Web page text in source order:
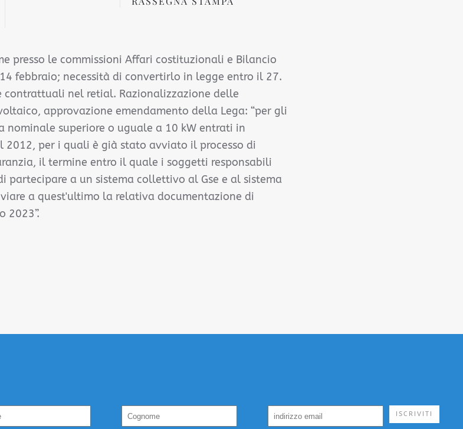
presso le commissioni Affari costituzionali e Bilancio
febbraio; necessità di convertirlo in legge entro il 27.
contrattuali nel retial. Razionalizzazione delle
approvazione emendamento della Lega: “per gli
superiore o uguale a 10 kW entrati in
2012, per i quali è già stato avviato il processo di
il termine entro il quale i soggetti responsabili
partecipare a un sistema collettivo al Gse e al sistema
a quest'ultimo la relativa documentazione di
2023”.
ISCRIVITI